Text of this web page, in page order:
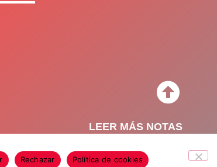
LEER MÁS NOTAS
Política de Cookies
Rechazar Política de cookies